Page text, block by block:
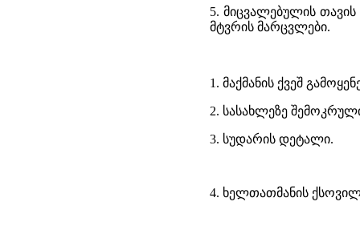
5. მიცვალებულის
მტვრის მარცვლები.
1. მაქმანის ქვეშ
2. სასახლეზე
3. სუდარის დეტალი.
4. ხელთათმანის